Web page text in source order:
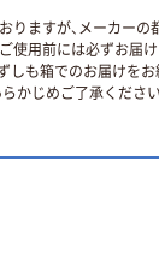
すが、メーカーの
用前には必ずお届
しも箱でのお届けを
かじめご了承ください